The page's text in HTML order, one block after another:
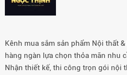
Kênh mua sắm sản phẩm Nội thất
hàng ngàn lựa chọn thỏa mãn nhu
Nhận thiết kế, thi công trọn gói nội